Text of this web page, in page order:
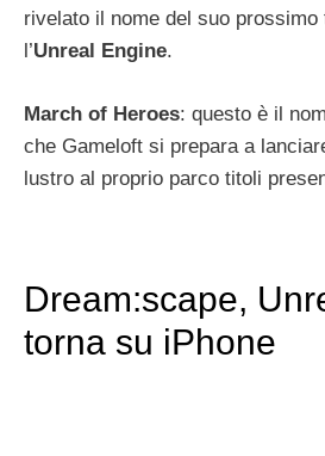
rivelato il nome del suo
l’Unreal Engine.
March of Heroes: questo è il
che Gameloft si prepara a
lustro al proprio parco titoli
Dream:scape,
torna su iPhone